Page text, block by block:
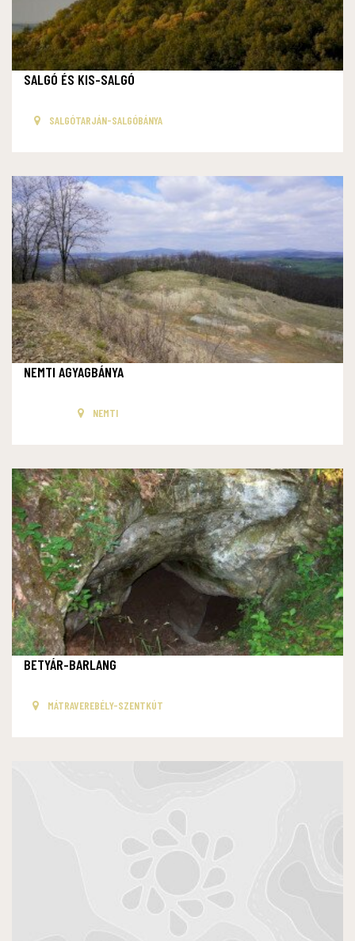
SALGÓ ÉS KIS-SALGÓ
SALGÓTARJÁN-SALGÓBÁNYA
NEMTI AGYAGBÁNYA
NEMTI
BETYÁR-BARLANG
MÁTRAVEREBÉLY-SZENTKÚT